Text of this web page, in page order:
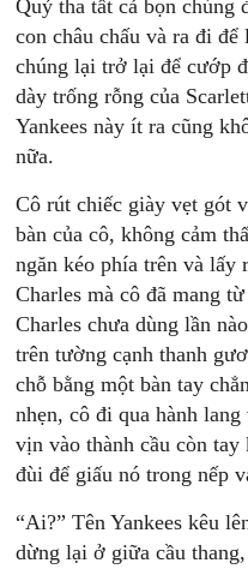
Quỷ tha tất cả bọn chúng
con châu chấu và ra đi
chúng lại trở lại để cướp
dày trống rỗng của
Yankees này ít ra cũng
nữa.
Cô rút chiếc giày vẹt gót
bàn của cô, không cảm
ngăn kéo phía trên và lấy
Charles mà cô đã mang
Charles chưa dùng lần
trên tường cạnh thanh
chỗ bằng một bàn tay
nhẹn, cô đi qua hành
vịn vào thành cầu còn tay
đùi để giấu nó trong nếp
“Ai?” Tên Yankees kêu
dừng lại ở giữa cầu